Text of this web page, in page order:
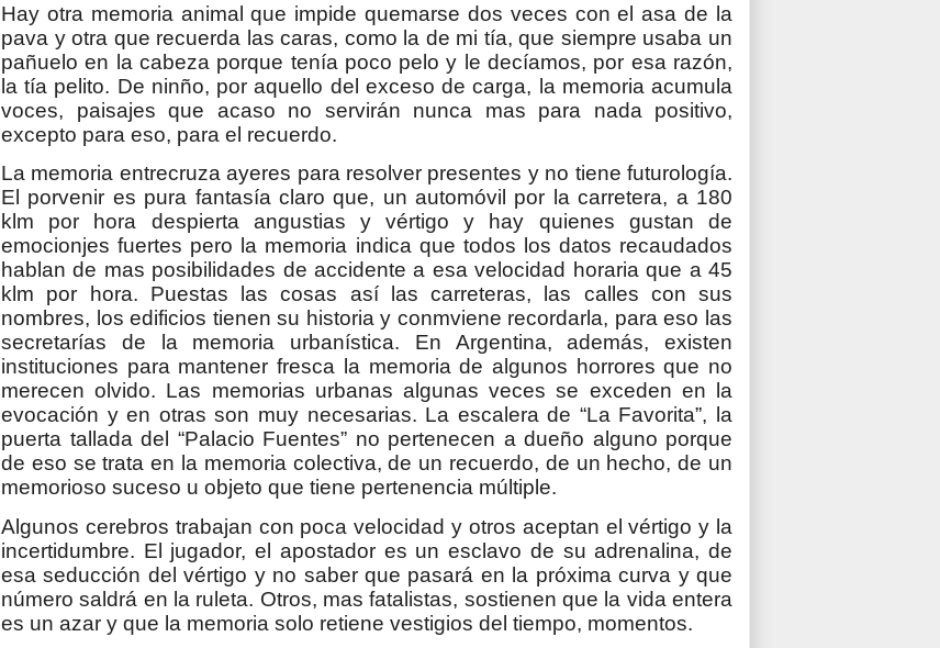
Hay otra memoria animal que impide quemarse dos veces con el asa de la
pava y otra que recuerda las caras, como la de mi tía, que siempre usaba un
pañuelo en la cabeza porque tenía poco pelo y le decíamos, por esa razón,
la tía pelito. De ninño, por aquello del exceso de carga, la memoria acumula
voces, paisajes que acaso no servirán nunca mas para nada positivo,
excepto para eso, para el recuerdo.
La memoria entrecruza ayeres para resolver presentes y no tiene futurología.
El porvenir es pura fantasía claro que, un automóvil por la carretera, a 180
klm por hora despierta angustias y vértigo y hay quienes gustan de
emocionjes fuertes pero la memoria indica que todos los datos recaudados
hablan de mas posibilidades de accidente a esa velocidad horaria que a 45
klm por hora. Puestas las cosas así las carreteras, las calles con sus
nombres, los edificios tienen su historia y conmviene recordarla, para eso las
secretarías de la memoria urbanística. En Argentina, además, existen
instituciones para mantener fresca la memoria de algunos horrores que no
merecen olvido. Las memorias urbanas algunas veces se exceden en la
evocación y en otras son muy necesarias. La escalera de “La Favorita”, la
puerta tallada del “Palacio Fuentes” no pertenecen a dueño alguno porque
de eso se trata en la memoria colectiva, de un recuerdo, de un hecho, de un
memorioso suceso u objeto que tiene pertenencia múltiple.
Algunos cerebros trabajan con poca velocidad y otros aceptan el vértigo y la
incertidumbre. El jugador, el apostador es un esclavo de su adrenalina, de
esa seducción del vértigo y no saber que pasará en la próxima curva y que
número saldrá en la ruleta. Otros, mas fatalistas, sostienen que la vida entera
es un azar y que la memoria solo retiene vestigios del tiempo, momentos.